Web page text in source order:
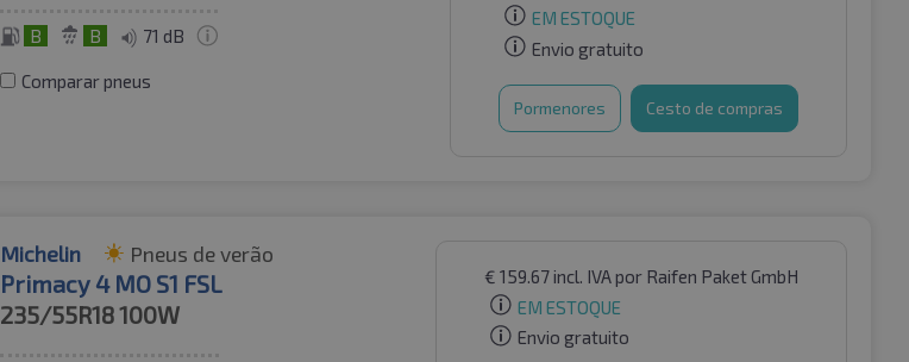
B B 71 dB
Comparar pneus
EM ESTOQUE
Envio gratuito
Pormenores Cesto de compras
Michelin Pneus de verão
Primacy 4 MO S1 FSL
235/55R18100W
€ 159.67incl. IVApor Raifen Paket GmbH
EM ESTOQUE
Envio gratuito